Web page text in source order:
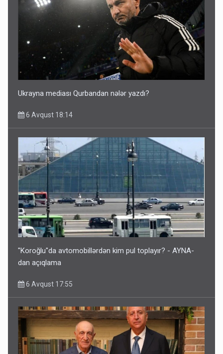
Ukrayna mediası Qurbandan nələr yazdı?
6 Avqust 18:14
"Koroğlu"da avtomobillərdən kim pul toplayır? - AYNA-
dan açıqlama
6 Avqust 17:55